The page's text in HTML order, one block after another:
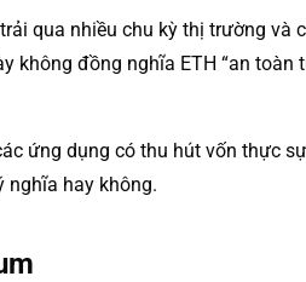
qua nhiều chu kỳ thị trường
đồng nghĩa ETH “an
ứng dụng có thu hút vốn thực
nghĩa hay không.